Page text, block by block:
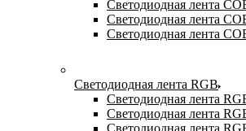
Светодиодная лента
Светодиодная лента
Светодиодная лента
Светодиодная лента RGB
Светодиодная лента
Светодиодная лента
Светодиодная лента